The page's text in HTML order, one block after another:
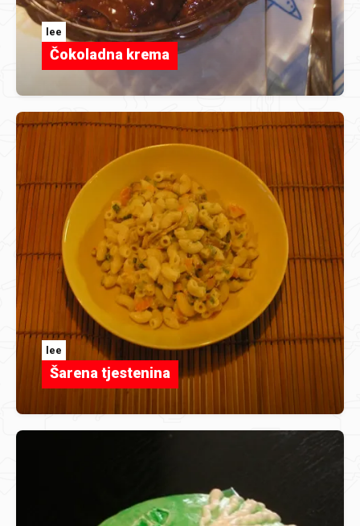
lee
Čokoladna krema
lee
Šarena tjestenina